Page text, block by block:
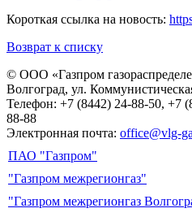
Короткая ссылка на новость:
Возврат к списку
© ООО «Газпром
Волгоград, ул.
Телефон: +7 (8442) 24-88-50, +7
88-88
Электронная почта: office@vlg-
ПАО "Газпром"
"Газпром межрегионгаз"
"Газпром межрегионгаз